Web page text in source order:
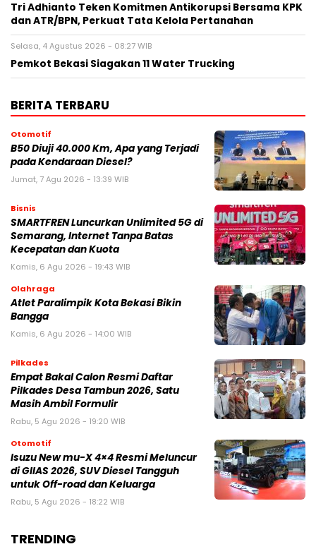
Tri Adhianto Teken Komitmen Antikorupsi Bersama KPK
dan ATR/BPN, Perkuat Tata Kelola Pertanahan
Selasa, 4 Agustus 2026 - 08:27 WIB
Pemkot Bekasi Siagakan 11 Water Trucking
BERITA TERBARU
Otomotif
B50 Diuji 40.000 Km, Apa yang Terjadi
pada Kendaraan Diesel?
Jumat, 7 Agu 2026 - 13:39 WIB
Bisnis
SMARTFREN Luncurkan Unlimited 5G di
Semarang, Internet Tanpa Batas
Kecepatan dan Kuota
Kamis, 6 Agu 2026 - 19:43 WIB
Olahraga
Atlet Paralimpik Kota Bekasi Bikin
Bangga
Kamis, 6 Agu 2026 - 14:00 WIB
Pilkades
Empat Bakal Calon Resmi Daftar
Pilkades Desa Tambun 2026, Satu
Masih Ambil Formulir
Rabu, 5 Agu 2026 - 19:20 WIB
Otomotif
Isuzu New mu-X 4×4 Resmi Meluncur
di GIIAS 2026, SUV Diesel Tangguh
untuk Off-road dan Keluarga
Rabu, 5 Agu 2026 - 18:22 WIB
TRENDING